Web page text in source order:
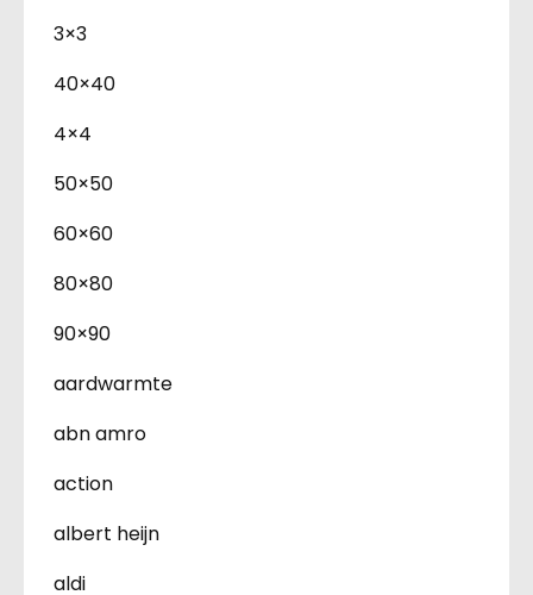
3×3
40×40
4×4
50×50
60×60
80×80
90×90
aardwarmte
abn amro
action
albert heijn
aldi